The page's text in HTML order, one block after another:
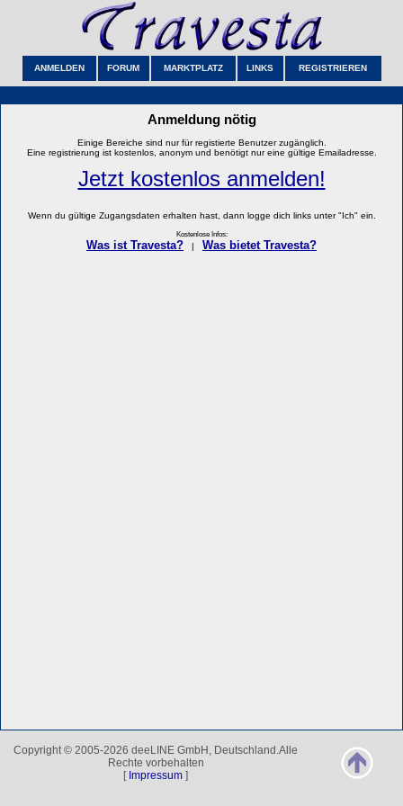
ANMELDEN FORUM MARKTPLATZ LINKS REGISTRIEREN
Anmeldung nötig
Einige Bereiche sind nur für registierte Benutzer zugänglich.
Eine registrierung ist kostenlos, anonym und benötigt nur eine gültige Emailadresse.
Jetzt kostenlos anmelden!
Wenn du gültige Zugangsdaten erhalten hast, dann logge dich links unter "Ich" ein.
Kostenlose Infos:
Was ist Travesta? Was bietet Travesta?
Copyright © 2005-2026 deeLINE GmbH, Deutschland.Alle
Rechte vorbehalten
[ Impressum ]